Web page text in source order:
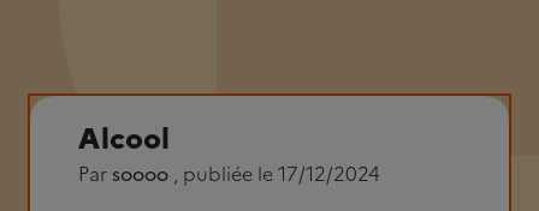
Alcool
Par soooo , publiée le 17/12/2024